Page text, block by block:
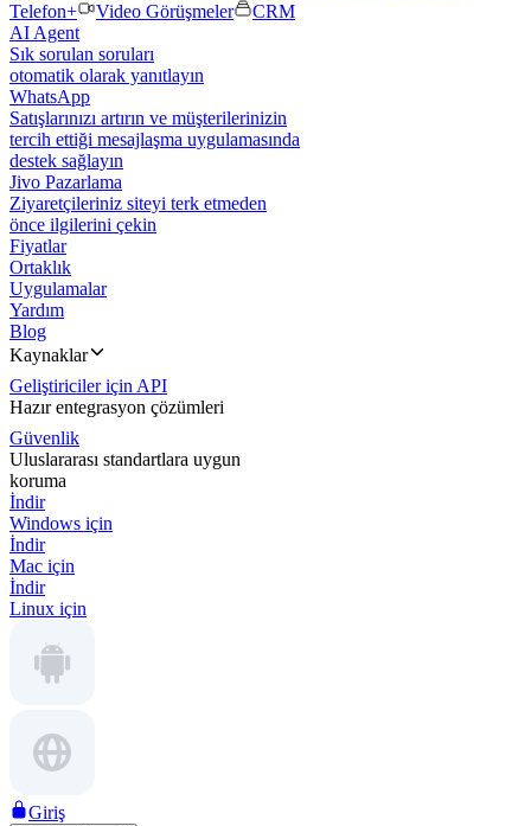
Telefon+
Video Görüşmeler
CRM
AI Agent
Sık sorulan soruları
otomatik olarak yanıtlayın
WhatsApp
Satışlarınızı artırın ve müşterilerinizin
tercih ettiği mesajlaşma uygulamasında
destek sağlayın
Jivo Pazarlama
Ziyaretçileriniz siteyi terk etmeden
önce ilgilerini çekin
Fiyatlar
Ortaklık
Uygulamalar
Yardım
Blog
Kaynaklar
Geliştiriciler için API
Hazır entegrasyon çözümleri
Güvenlik
Uluslararası standartlara uygun
koruma
İndir
Windows için
İndir
Mac için
İndir
Linux için
Giriş